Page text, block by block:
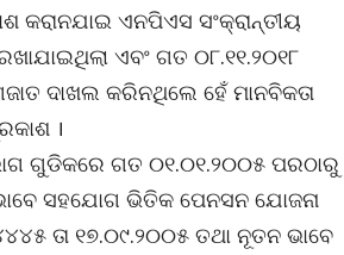
ଏନପିଏସ ସଂକ୍ରାନ୍ତୀୟ
ଏବଂ ଗତ ୦୮.୧୧.୨୦୧୮
ଦାଖଲ କରିନଥିଲେ ହେଁ ମାନବିକତା
।
ଗୁଡିକରେ ଗତ ୦୧.୦୧.୨୦୦୫ ପରଠାରୁ
ସହଯୋଗ ଭିତିକ ପେନସନ ଯୋଜନା
ତା ୧୭.୦୯.୨୦୦୫ ତଥା ନୂତନ ଭାବେ